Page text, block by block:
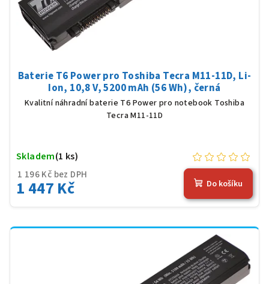
Baterie T6 Power pro Toshiba Tecra M11-11D, Li-
Ion, 10,8 V, 5200 mAh (56 Wh), černá
Kvalitní náhradní baterie T6 Power pro notebook Toshiba
Tecra M11-11D
1 196 Kč bez DPH
1 447 Kč
Skladem(1 ks)
Do košíku